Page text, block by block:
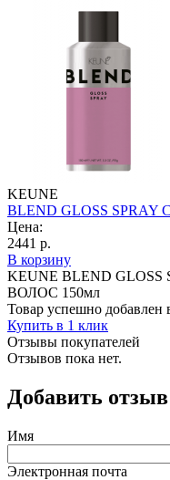
KEUNE
BLEND GLOSS
Цена:
2441 р.
В корзину
KEUNE BLEND
ВОЛОС 150мл
Товар успешно добавлен
Купить в 1 клик
Отзывы покупателей
Отзывов пока нет.
Добавить отзыв
Имя
Электронная почта